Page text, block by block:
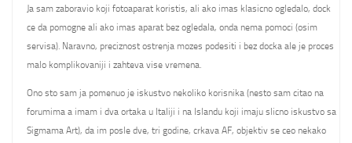
Ja sam zaboravio koji fotoaparat koristis, ali ako imas klasicno ogledalo, dock
ce da pomogne ali ako imas aparat bez ogledala, onda nema pomoci (osim
servisa). Naravno, preciznost ostrenja mozes podesiti i bez docka ale je proces
malo komplikovaniji i zahteva vise vremena.
Ono sto sam ja pomenuo je iskustvo nekoliko korisnika (nesto sam citao na
forumima a imam i dva ortaka u Italiji i na Islandu koji imaju slicno iskustvo sa
Sigmama Art), da im posle dve, tri godine, crkava AF, objektiv se ceo nekako